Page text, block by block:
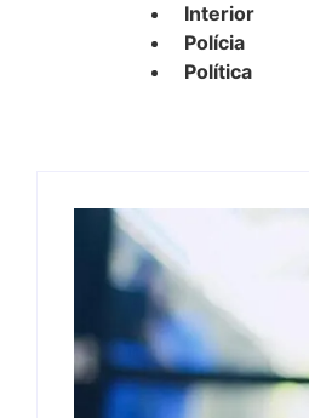
Interior
Polícia
Política